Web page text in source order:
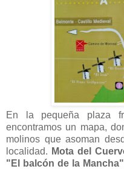
En la pequeña plaza
encontramos un mapa,
molinos que asoman
localidad. Mota del
"El balcón de la Mancha"